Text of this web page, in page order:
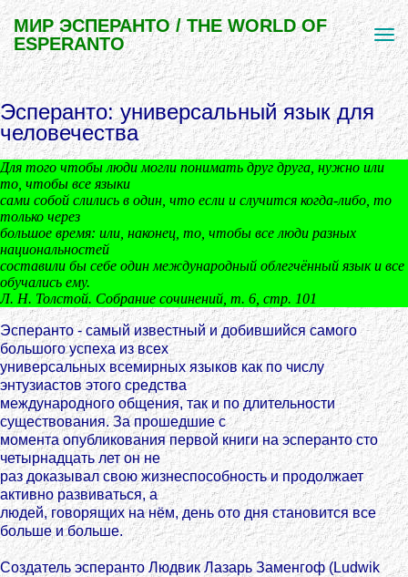
МИР ЭСПЕРАНТО / THE WORLD OF
ESPERANTO
Эсперанто: универсальный язык для
человечества
Для того чтобы люди могли понимать друг друга, нужно или
то, чтобы все языки
сами собой слились в один, что если и случится когда-либо, то
только через
большое время: или, наконец, то, чтобы все люди разных
национальностей
составили бы себе один международный облегчённый язык и все
обучались ему.
Л. Н. Толстой. Собрание сочинений, т. 6, стр. 101
Эсперанто - самый известный и добившийся самого
большого успеха из всех
универсальных всемирных языков как по числу
энтузиастов этого средства
международного общения, так и по длительности
существования. За прошедшие с
момента опубликования первой книги на эсперанто сто
четырнадцать лет он не
раз доказывал свою жизнеспособность и продолжает
активно развиваться, а
людей, говорящих на нём, день ото дня становится все
больше и больше.
Создатель эсперанто Людвик Лазарь Заменгоф (Ludwik